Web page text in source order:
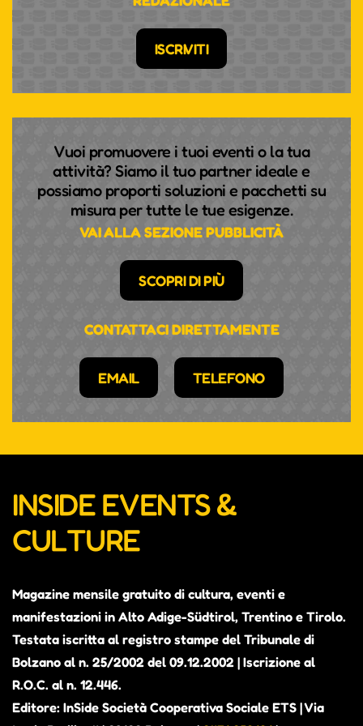
Gio 03 Dicembre, 2026
Ven 04 Dicembre, 2026
Gio 10 Dicembre, 2026 15:00-17:00 |
Ven 11 Dicembre, 2026 15:00-17:00 |
Mer 16 Dicembre, 2026 15:00-17:00 |
Gio 17 Dicembre, 2026
Ven 18 Dicembre, 2026 15:00-17:00 |
Mer 23 Dicembre, 2026 15:00-17:00 |
ISCRIVITI
Vuoi promuovere i tuoi eventi o la tua
attività? Siamo il tuo partner ideale e
possiamo proporti soluzioni e pacchetti su
misura per tutte le tue esigenze.
VAI ALLA SEZIONE PUBBLICITÀ
SCOPRI DI PIÙ
CONTATTACI DIRETTAMENTE
EMAIL TELEFONO
INSIDE EVENTS &
CULTURE
Magazine mensile gratuito di cultura, eventi e
manifestazioni in Alto Adige-Südtirol, Trentino e Tirolo.
Testata iscritta al registro stampe del Tribunale di
Bolzano al n. 25/2002 del 09.12.2002 | Iscrizione al
R.O.C. al n. 12.446.
Editore: InSide Società Cooperativa Sociale ETS | Via